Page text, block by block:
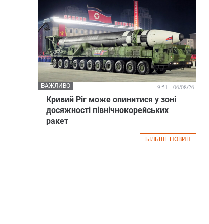
Кривий Ріг може опинитися у зоні
досяжності північнокорейських
ракет
ВАЖЛИВО 9:51 - 06/08/26
БІЛЬШЕ НОВИН